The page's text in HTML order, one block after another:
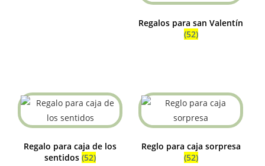
Regalos para san Valentín
(52)
Regalo para caja de los
sentidos (52)
Reglo para caja sorpresa
(52)